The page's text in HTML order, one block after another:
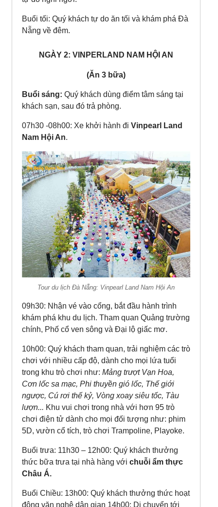
Buổi tối: Quý khách tự do ăn tối và khám phá Đà
Nẵng về đêm.
NGÀY 2: VINPERLAND NAM HỘI AN
(Ăn 3 bữa)
Buổi sáng: Quý khách dùng điểm tâm sáng tại
khách sạn, sau đó trả phòng.
07h30 -08h00: Xe khởi hành đi Vinpearl Land
Nam Hội An.
Tour du lịch Đà Nẵng: Vinpearl Land Nam Hội An
09h30: Nhận vé vào cổng, bắt đầu hành trình
khám phá khu du lịch. Tham quan Quảng trường
chính, Phố cổ ven sông và Đại lộ giấc mơ.
10h00: Quý khách tham quan, trải nghiệm các trò
chơi với nhiều cấp độ, dành cho mọi lứa tuổi
trong khu trò chơi như: Mảng trượt Vạn Hoa,
Cơn lốc sa mạc, Phi thuyền gió lốc, Thế giới
ngược, Cú rơi thế kỷ, Vòng xoay siêu tốc, Tàu
lượn... Khu vui chơi trong nhà với hơn 95 trò
chơi điện tử dành cho mọi đối tượng như: phim
5D, vườn cổ tích, trò chơi Trampoline, Playoke.
Buổi trưa: 11h30 – 12h00: Quý khách thưởng
thức bữa trưa tại nhà hàng với chuỗi ẩm thực
Châu Á.
Buổi Chiều: 13h00: Quý khách thưởng thức hoạt
động văn nghệ dân gian 14h00: Di chuyển tới